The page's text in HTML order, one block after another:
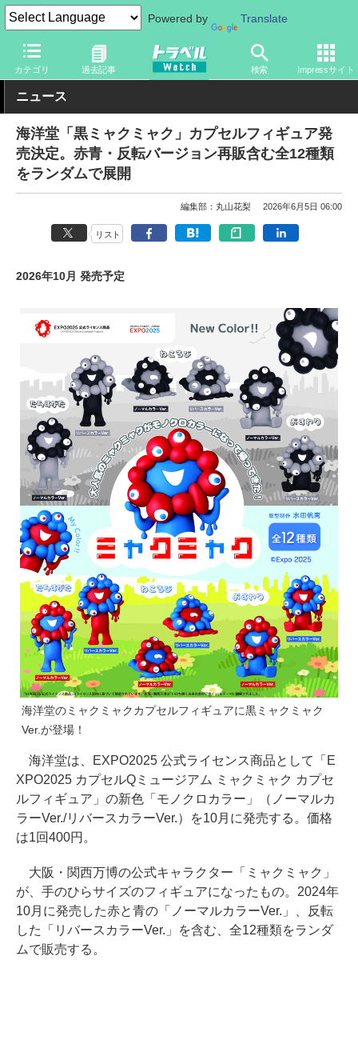
Powered by Translate
カテゴリ 過去記事 検索 Impressサイト
トラベル Watch イベント 国際博覧会 2025年大阪・関西万博
ニュース
海洋堂「黒ミャクミャク」カプセルフィギュア発
売決定。赤青・反転バージョン再販含む全12種類
をランダムで展開
編集部：丸山花梨 2026年6月5日 06:00
リスト
2026年10月 発売予定
海洋堂のミャクミャクカプセルフィギュアに黒ミャクミャク
Ver.が登場！
海洋堂は、EXPO2025 公式ライセンス商品として「E
XPO2025 カプセルQミュージアム ミャクミャク カプセ
ルフィギュア」の新色「モノクロカラー」（ノーマルカ
ラーVer./リバースカラーVer.）を10月に発売する。価格
は1回400円。
大阪・関西万博の公式キャラクター「ミャクミャク」
が、手のひらサイズのフィギュアになったもの。2024年
10月に発売した赤と青の「ノーマルカラーVer.」、反転
した「リバースカラーVer.」を含む、全12種類をランダ
ムで販売する。